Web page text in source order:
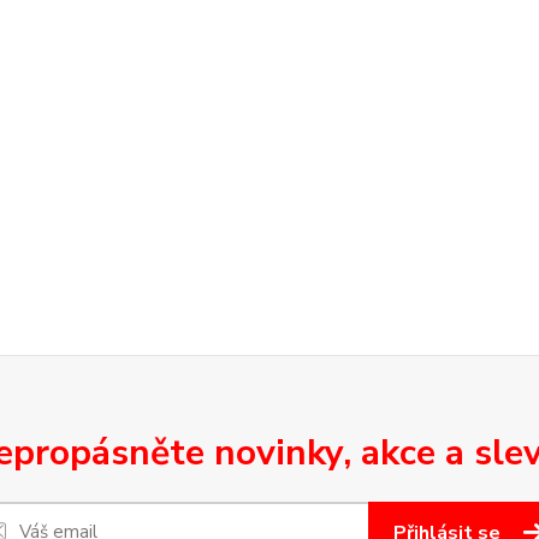
novinky, akce a
Přihlásit se